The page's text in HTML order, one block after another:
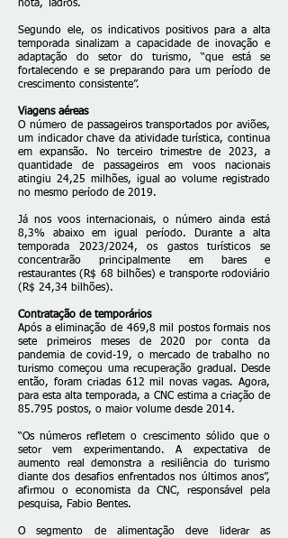
nota, Tadros.
Segundo ele, os indicativos positivos para a alta
temporada sinalizam a capacidade de inovação e
adaptação do setor do turismo, “que está se
fortalecendo e se preparando para um período de
crescimento consistente”.
Viagens aéreas
O número de passageiros transportados por aviões,
um indicador chave da atividade turística, continua
em expansão. No terceiro trimestre de 2023, a
quantidade de passageiros em voos nacionais
atingiu 24,25 milhões, igual ao volume registrado
no mesmo período de 2019.
Já nos voos internacionais, o número ainda está
8,3% abaixo em igual período. Durante a alta
temporada 2023/2024, os gastos turísticos se
concentrarão principalmente em bares e
restaurantes (R$ 68 bilhões) e transporte rodoviário
(R$ 24,34 bilhões).
Contratação de temporários
Após a eliminação de 469,8 mil postos formais nos
sete primeiros meses de 2020 por conta da
pandemia de covid-19, o mercado de trabalho no
turismo começou uma recuperação gradual. Desde
então, foram criadas 612 mil novas vagas. Agora,
para esta alta temporada, a CNC estima a criação de
85.795 postos, o maior volume desde 2014.
“Os números refletem o crescimento sólido que o
setor vem experimentando. A expectativa de
aumento real demonstra a resiliência do turismo
diante dos desafios enfrentados nos últimos anos”,
afirmou o economista da CNC, responsável pela
pesquisa, Fabio Bentes.
O segmento de alimentação deve liderar as